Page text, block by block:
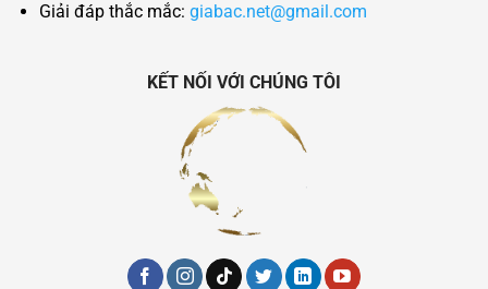
Giải đáp thắc mắc: giabac.net@gmail.com
KẾT NỐI VỚI CHÚNG TÔI